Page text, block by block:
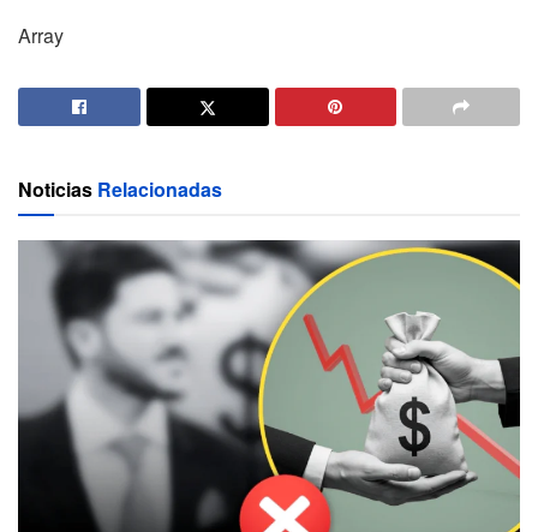
Array
Noticias Relacionadas